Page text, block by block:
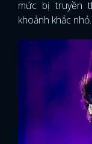
mức bị truyền
khoảnh khắc nhỏ.